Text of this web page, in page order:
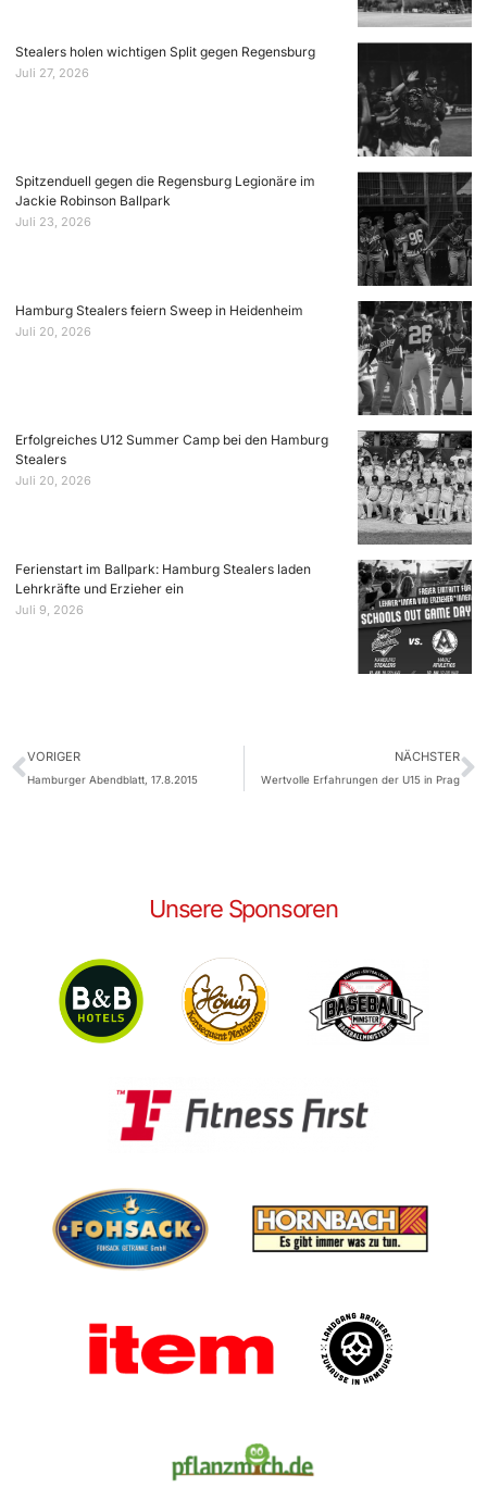
Stealers holen wichtigen Split gegen Regensburg
Juli 27, 2026
Spitzenduell gegen die Regensburg Legionäre im
Jackie Robinson Ballpark
Juli 23, 2026
Hamburg Stealers feiern Sweep in Heidenheim
Juli 20, 2026
Erfolgreiches U12 Summer Camp bei den Hamburg
Stealers
Juli 20, 2026
Ferienstart im Ballpark: Hamburg Stealers laden
Lehrkräfte und Erzieher ein
Juli 9, 2026
VORIGER
Hamburger Abendblatt, 17.8.2015
NÄCHSTER
Wertvolle Erfahrungen der U15 in Prag
Unsere Sponsoren